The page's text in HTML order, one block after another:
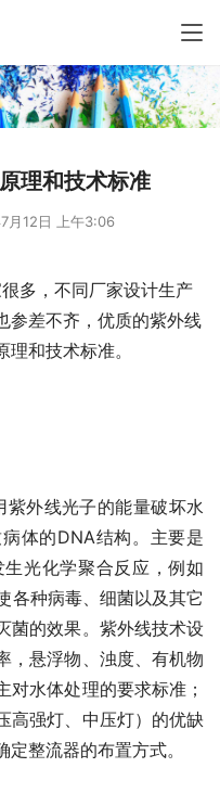
理和技术标准
月12日 上午3:06
参差不齐，优质的紫外线
和技术标准。
体的DNA结构。主要是
光化学聚合反应，例如
各种病毒、细菌以及其它
菌的效果。紫外线技术设
，悬浮物、浊度、有机物
水体处理的要求标准；
高强灯、中压灯）的优缺
整流器的布置方式。